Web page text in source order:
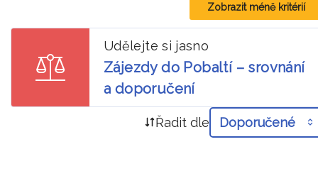
Zobrazit méně kritérií
Udělejte si jasno
Zájezdy do Pobaltí – srovnání
a doporučení
Řadit dle Doporučené